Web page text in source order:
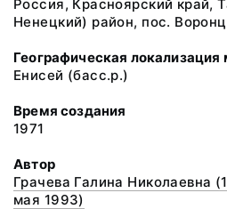
Россия, Красноярский край,
Ненецкий) район, пос.
Географическая локализация
Енисей (басс.р.)
Время создания
1971
Автор
Грачева Галина Николаевна
мая 1993)